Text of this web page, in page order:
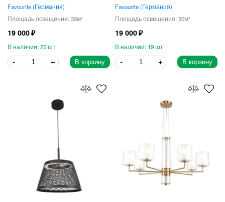
Favourite Германия
32
19 000
25
В корзину
Favourite Германия
30
19 000
19
В корзину